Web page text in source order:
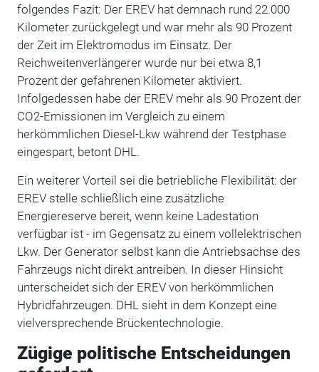
folgendes Fazit: Der EREV hat demnach rund 22.000
Kilometer zurückgelegt und war mehr als 90 Prozent
der Zeit im Elektromodus im Einsatz. Der
Reichweitenverlängerer wurde nur bei etwa 8,1
Prozent der gefahrenen Kilometer aktiviert.
Infolgedessen habe der EREV mehr als 90 Prozent der
CO2-Emissionen im Vergleich zu einem
herkömmlichen Diesel-Lkw während der Testphase
eingespart, betont DHL.
Ein weiterer Vorteil sei die betriebliche Flexibilität: der
EREV stelle schließlich eine zusätzliche
Energiereserve bereit, wenn keine Ladestation
verfügbar ist - im Gegensatz zu einem vollelektrischen
Lkw. Der Generator selbst kann die Antriebsachse des
Fahrzeugs nicht direkt antreiben. In dieser Hinsicht
unterscheidet sich der EREV von herkömmlichen
Hybridfahrzeugen. DHL sieht in dem Konzept eine
vielversprechende Brückentechnologie.
Zügige politische Entscheidungen